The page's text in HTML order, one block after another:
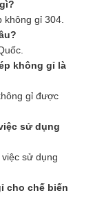
gỉ 304.
không gỉ là
gỉ được
sử dụng
sử dụng
cho chế biến